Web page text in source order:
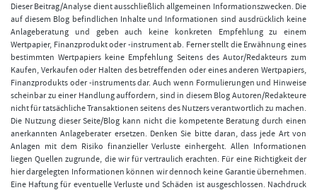
Dieser Beitrag/Analyse dient ausschließlich allgemeinen Informationszwecken. Die
auf diesem Blog befindlichen Inhalte und Informationen sind ausdrücklich keine
Anlageberatung und geben auch keine konkreten Empfehlung zu einem
Wertpapier, Finanzprodukt oder -instrument ab. Ferner stellt die Erwähnung eines
bestimmten Wertpapiers keine Empfehlung Seitens des Autor/Redakteurs zum
Kaufen, Verkaufen oder Halten des betreffenden oder eines anderen Wertpapiers,
Finanzprodukts oder -instruments dar. Auch wenn Formulierungen und Hinweise
scheinbar zu einer Handlung auffordern, sind in diesem Blog Autoren/Redakteure
nicht für tatsächliche Transaktionen seitens des Nutzers verantwortlich zu machen.
Die Nutzung dieser Seite/Blog kann nicht die kompetente Beratung durch einen
anerkannten Anlageberater ersetzen. Denken Sie bitte daran, dass jede Art von
Anlagen mit dem Risiko finanzieller Verluste einhergeht. Allen Informationen
liegen Quellen zugrunde, die wir für vertraulich erachten. Für eine Richtigkeit der
hier dargelegten Informationen können wir dennoch keine Garantie übernehmen.
Eine Haftung für eventuelle Verluste und Schäden ist ausgeschlossen. Nachdruck